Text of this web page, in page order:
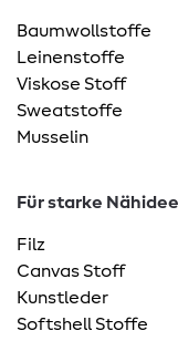
Baumwollstoffe
Leinenstoffe
Viskose Stoff
Sweatstoffe
Musselin
Für starke
Filz
Canvas Stoff
Kunstleder
Softshell Stoffe